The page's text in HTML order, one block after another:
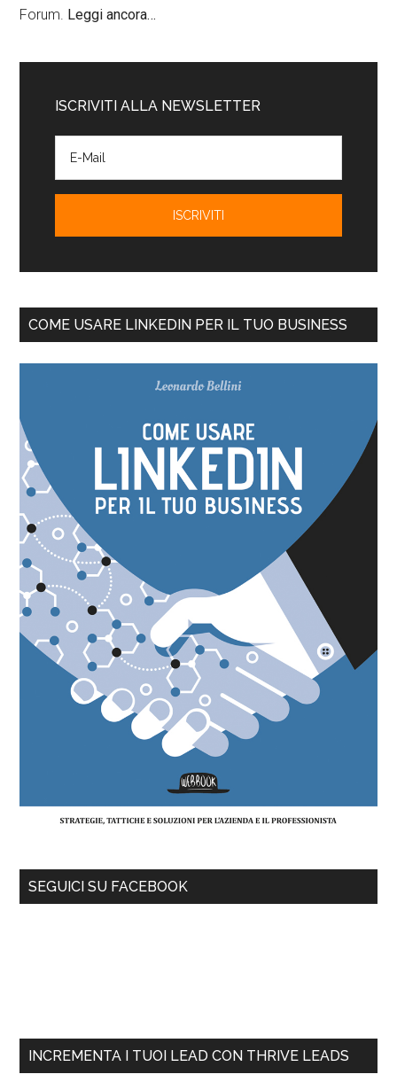
Forum. Leggi ancora…
ISCRIVITI ALLA NEWSLETTER
COME USARE LINKEDIN PER IL TUO BUSINESS
SEGUICI SU FACEBOOK
INCREMENTA I TUOI LEAD CON THRIVE LEADS